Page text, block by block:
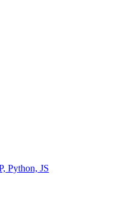
Python, JS